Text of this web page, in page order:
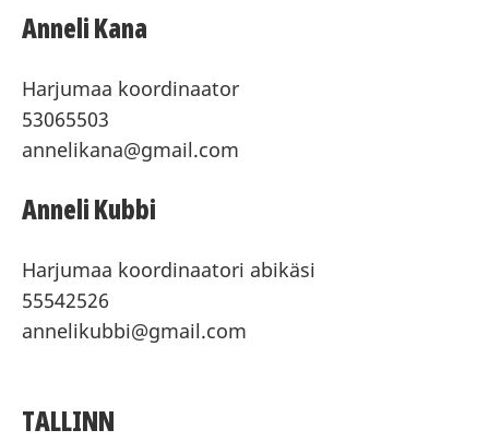
Anneli Kana
Harjumaa koordinaator
53065503
annelikana@gmail.com
Anneli Kubbi
Harjumaa koordinaatori abikäsi
55542526
annelikubbi@gmail.com
TALLINN